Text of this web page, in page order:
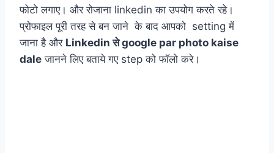
फोटो लगाए। और रोजाना linkedin का उपयोग करते रहे।
प्रोफाइल पूरी तरह से बन जाने के बाद आपको setting में
जाना है और Linkedin से google par photo kaise
dale जानने लिए बताये गए step को फॉलो करे।